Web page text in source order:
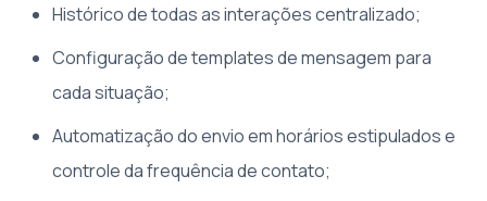
Histórico de todas as interações centralizado;
Configuração de templates de mensagem para
cada situação;
Automatização do envio em horários estipulados e
controle da frequência de contato;